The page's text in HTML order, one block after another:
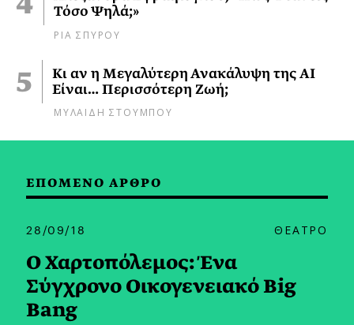
Τόσο Ψηλά;»
ΡΙΑ ΣΠΥΡΟΥ
Κι αν η Μεγαλύτερη Ανακάλυψη της AI
Είναι… Περισσότερη Ζωή;
ΜΥΛΑΙΔΗ ΣΤΟΥΜΠΟΥ
ΕΠΟΜΕΝΟ ΑΡΘΡΟ
28/09/18 ΘΕΑΤΡΟ
Ο Χαρτοπόλεμος: Ένα
Σύγχρονο Οικογενειακό Big
Bang